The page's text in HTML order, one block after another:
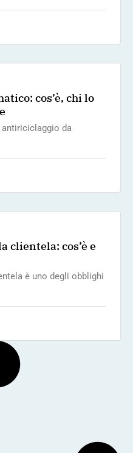
cos’è, chi lo
da
clientela: cos’è e
è uno degli obblighi